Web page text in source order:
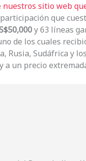
nuestros sitio web
que
y 63 líneas
de los cuales
Sudáfrica y
a un precio